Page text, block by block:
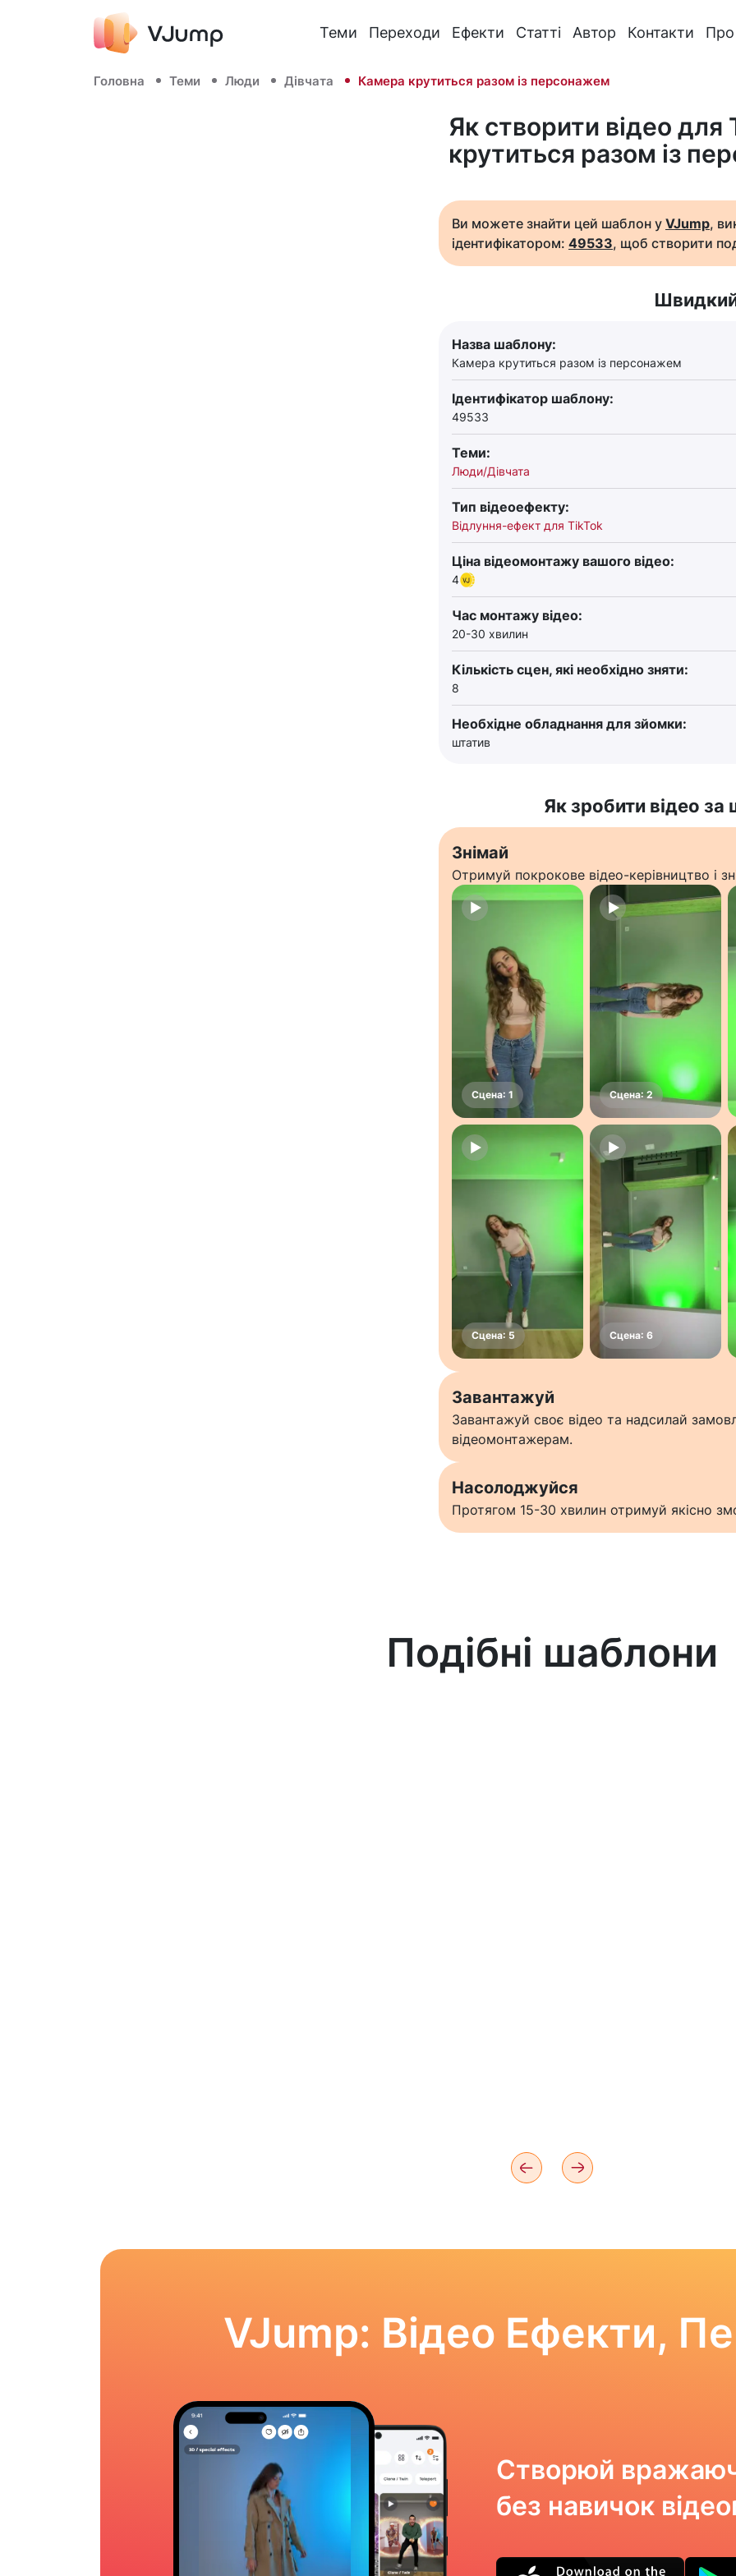
Теми Переходи Ефекти Статті Автор Контакти Про
Головна Теми Люди Дівчата Камера крутиться разом із персонажем
Як створити відео
крутиться разом із
Ви можете знайти цей шаблон у VJump,
ідентифікатором: 49533, щоб створити
Назва шаблону:
Камера крутиться разом із персонажем
Ідентифікатор шаблону:
49533
Теми:
Люди/Дівчата
Тип відеоефекту:
Відлуння-ефект для TikTok
Ціна відеомонтажу вашого відео:
4
Час монтажу відео:
20-30 хвилин
Кількість сцен, які необхідно зняти:
8
Необхідне обладнання для зйомки:
штатив
Як зробити відео
Знімай
Отримуй покрокове відео-керівництво і
Завантажуй
Завантажуй своє відео та надсилай
відеомонтажерам.
Насолоджуйся
Протягом 15-30 хвилин отримуй якісно
Подібні шаблони
VJump: Відео Ефекти,
Створюй
без навичок